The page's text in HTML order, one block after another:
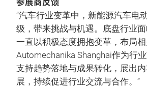
“汽车行业变革中，新能源汽车电
级，带来挑战与机遇。底盘行业面
一直以积极态度拥抱变革，布局相
Automechanika Shanghai作为行
支持趋势落地与成果转化，展出
展，持续促进行业交流与合作。”